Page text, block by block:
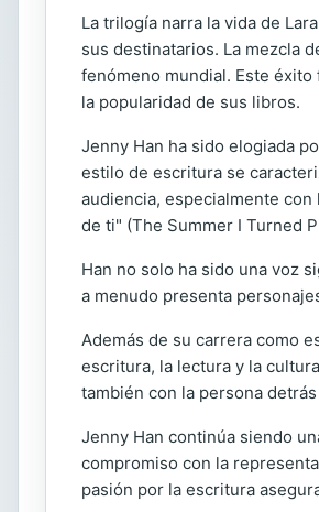
La trilogía narra la vida de
sus destinatarios. La mezcla
fenómeno mundial. Este
la popularidad de sus libros.
Jenny Han ha sido elogiada
estilo de escritura se
audiencia, especialmente
de ti" (The Summer I Turned
Han no solo ha sido una voz
a menudo presenta
Además de su carrera como
escritura, la lectura y la
también con la persona
Jenny Han continúa siendo
compromiso con la
pasión por la escritura